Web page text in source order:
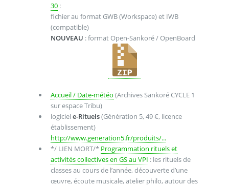
30:
fichier au format GWB (Workspace) et IWB
(compatible)
NOUVEAU : format Open-Sankoré / OpenBoard
Accueil / Date-météo (Archives Sankoré CYCLE 1
sur espace Tribu)
logiciel e-Rituels(Génération 5, 49 €, licence
établissement)
http://www.generation5.fr/produits/...
*/ LIEN MORT/* Programmation rituels et
activités collectives en GS au VPI : les rituels de
classes au cours de l’année, découverte d’une
œuvre, écoute musicale, atelier philo, autour des